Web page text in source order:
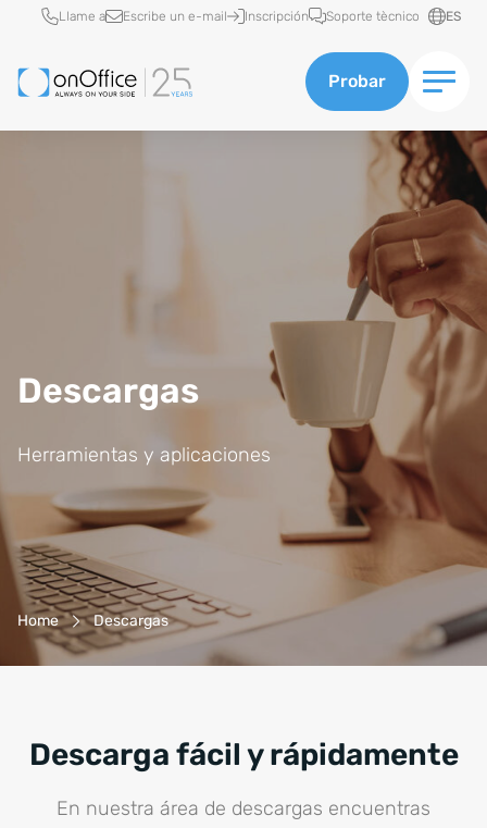
Acceso rápido
Llame a Escribe un e-mail Inscripción Soporte tècnico ES
Probar
Descargas
Herramientas y aplicaciones
Breadcrumb-Navigation
Home Descargas
Descarga fácil y rápidamente
En nuestra área de descargas encuentras